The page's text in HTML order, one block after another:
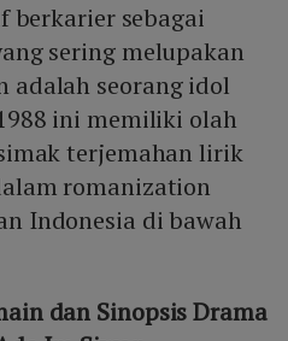
berkarier sebagai
sering melupakan
adalah seorang idol
ini memiliki olah
terjemahan lirik
romanization
Indonesia di bawah
dan Sinopsis Drama